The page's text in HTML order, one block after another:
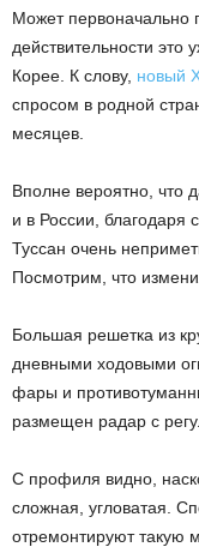
Может первоначально
действительности это
Корее. К слову, новый
спросом в родной
месяцев.
Вполне вероятно, что
и в России,
Туссан очень
Посмотрим, что
Большая решетка из
дневными ходовыми
фары и
размещен радар с
С профиля видно,
сложная, угловатая.
отремонтируют такую